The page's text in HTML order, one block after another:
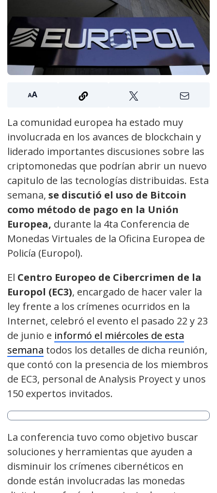
La comunidad europea ha estado muy
involucrada en los avances de blockchain y
liderado importantes discusiones sobre las
criptomonedas que podrían abrir un nuevo
capitulo de las tecnologías distribuidas. Esta
semana, se discutió el uso de Bitcoin
como método de pago en la Unión
Europea, durante la 4ta Conferencia de
Monedas Virtuales de la Oficina Europea de
Policía (Europol).
El Centro Europeo de Cibercrimen de la
Europol (EC3), encargado de hacer valer la
ley frente a los crímenes ocurridos en la
Internet, celebró el evento el pasado 22 y 23
de junio e informó el miércoles de esta
semana todos los detalles de dicha reunión,
que contó con la presencia de los miembros
de EC3, personal de Analysis Proyect y unos
150 expertos invitados.
La conferencia tuvo como objetivo buscar
soluciones y herramientas que ayuden a
disminuir los crímenes cibernéticos en
donde están involucradas las monedas